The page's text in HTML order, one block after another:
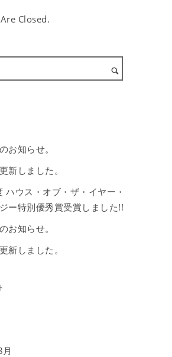
Closed.
お知らせ。
新しました。
ハウス・オブ・ザ・イヤー・
ー特別優秀賞受賞しました!!
お知らせ。
新しました。